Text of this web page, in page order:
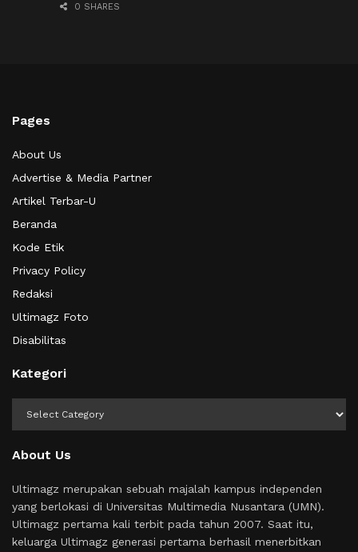
0 SHARES
Pages
About Us
Advertise & Media Partner
Artikel Terbar-U
Beranda
Kode Etik
Privacy Policy
Redaksi
Ultimagz Foto
Disabilitas
Kategori
About Us
Ultimagz merupakan sebuah majalah kampus independen
yang berlokasi di Universitas Multimedia Nusantara (UMN).
Ultimagz pertama kali terbit pada tahun 2007. Saat itu,
keluarga Ultimagz generasi pertama berhasil menerbitkan